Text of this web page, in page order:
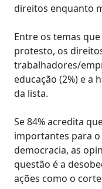
direitos enquanto
Entre os temas
protesto, os
trabalhadores/
educação (2%) e a
da lista.
Se 84% acredita
importantes para
democracia, as
questão é a
ações como o